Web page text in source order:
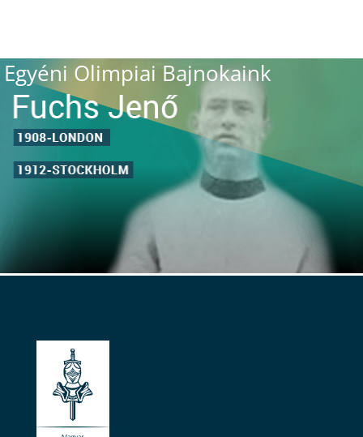
Egyéni Olimpiai Bajnokaink